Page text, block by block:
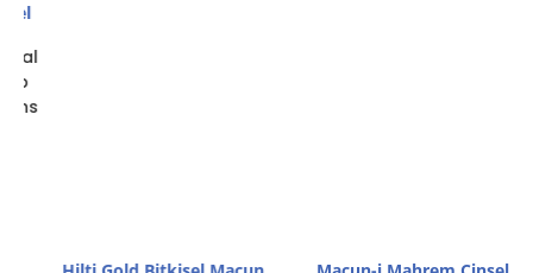
Hilti Gold Bitkisel Macun
1.199,00TL